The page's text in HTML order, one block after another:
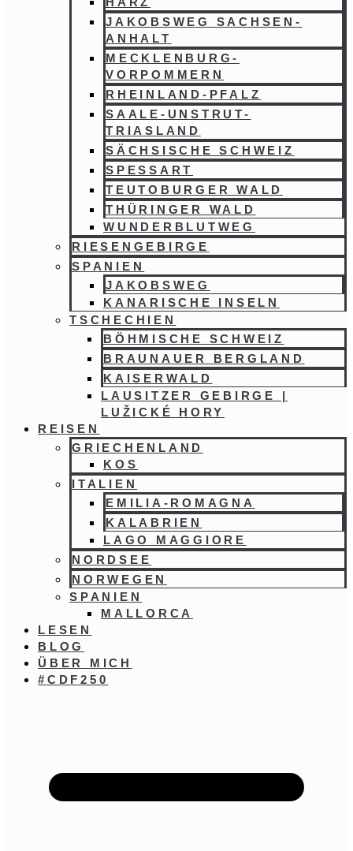
JAKOBSWEG SACHSEN-
ANHALT
MECKLENBURG-
VORPOMMERN
RHEINLAND-PFALZ
SAALE-UNSTRUT-
TRIASLAND
SÄCHSISCHE SCHWEIZ
SPESSART
TEUTOBURGER WALD
THÜRINGER WALD
WUNDERBLUTWEG
RIESENGEBIRGE
SPANIEN
JAKOBSWEG
KANARISCHE INSELN
TSCHECHIEN
BÖHMISCHE SCHWEIZ
BRAUNAUER BERGLAND
KAISERWALD
LAUSITZER GEBIRGE |
LUŽICKÉ HORY
REISEN
GRIECHENLAND
KOS
ITALIEN
EMILIA-ROMAGNA
KALABRIEN
LAGO MAGGIORE
NORDSEE
NORWEGEN
SPANIEN
MALLORCA
LESEN
BLOG
ÜBER MICH
#CDF250